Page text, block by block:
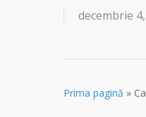
decembrie
Prima pagină »